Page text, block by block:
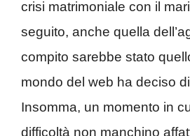
crisi matrimoniale con il
seguito, anche quella
compito sarebbe stato
mondo del web ha deciso
Insomma, un momento in
difficoltà non manchino